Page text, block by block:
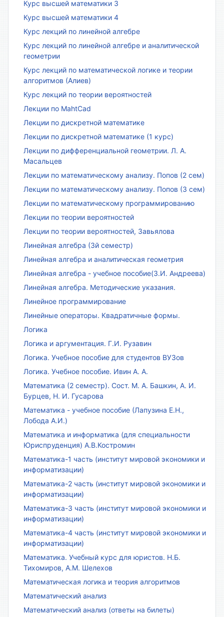
Курс высшей математики 3
Курс высшей математики 4
Курс лекций по линейной алгебре
Курс лекций по линейной алгебре и аналитической
геометрии
Курс лекций по математической логике и теории
алгоритмов (Алиев)
Курс лекций по теории вероятностей
Лекции по MahtCad
Лекции по дискретной математике
Лекции по дискретной математике (1 курс)
Лекции по дифференциальной геометрии. Л. А.
Масальцев
Лекции по математическому анализу. Попов (2 сем)
Лекции по математическому анализу. Попов (3 сем)
Лекции по математическому программированию
Лекции по теории вероятностей
Лекции по теории вероятностей, Завьялова
Линейная алгебра (3й семестр)
Линейная алгебра и аналитическая геометрия
Линейная алгебра - учебное пособие(З.И. Андреева)
Линейная алгебра. Методические указания.
Линейное программирование
Линейные операторы. Квадратичные формы.
Логика
Логика и аргументация. Г.И. Рузавин
Логика. Учебное пособие для студентов ВУЗов
Логика. Учебное пособие. Ивин А. А.
Математика (2 семестр). Сост. М. А. Башкин, А. И.
Бурцев, Н. И. Гусарова
Математика - учебное пособие (Лапузина Е.Н.,
Лобода А.И.)
Математика и информатика (для специальности
Юриспруденция) А.В.Костромин
Математика-1 часть (институт мировой экономики и
информатизации)
Математика-2 часть (институт мировой экономики и
информатизации)
Математика-3 часть (институт мировой экономики и
информатизации)
Математика-4 часть (институт мировой экономики и
информатизации)
Математика. Учебный курс для юристов. Н.Б.
Тихомиров, А.М. Шелехов
Математическая логика и теория алгоритмов
Математический анализ
Математический анализ (ответы на билеты)